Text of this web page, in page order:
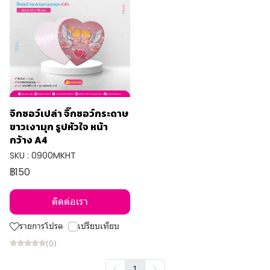
จิกซอว์เปล่า จิ๊กซอว์กระดาษ
ขาวเงามุก รูปหัวใจ หน้า
กว้าง A4
SKU : 0900MKHT
฿150
ติดต่อเรา
รายการโปรด เปรียบเทียบ
(0)